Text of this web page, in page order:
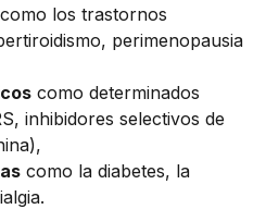
como los trastornos
perimenopausia
como determinados
inhibidores selectivos de
como la diabetes, la